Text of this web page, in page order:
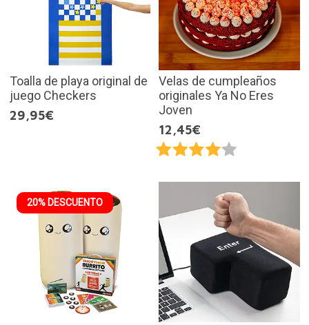
Toalla de playa original de
juego Checkers
29,95€
Velas de cumpleaños
originales Ya No Eres
Joven
12,45€
20% DESCUENTO